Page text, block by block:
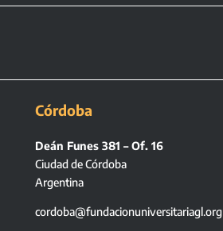
Córdoba
Deán Funes 381 – Of. 16
Ciudad de Córdoba
Argentina
cordoba@fundacionuniversitariagl.org